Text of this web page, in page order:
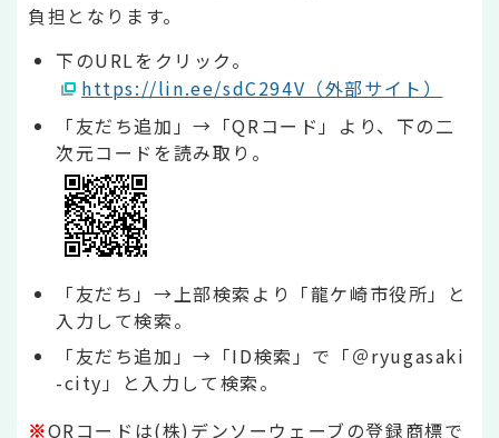
負担となります。
下のURLをクリック。
https://lin.ee/sdC294V（外部サイト）
「友だち追加」→「QRコード」より、下の二
次元コードを読み取り。
「友だち」→上部検索より「龍ケ崎市役所」と
入力して検索。
「友だち追加」→「ID検索」で「＠ryugasaki
-city」と入力して検索。
※QRコードは(株)デンソーウェーブの登録商標で